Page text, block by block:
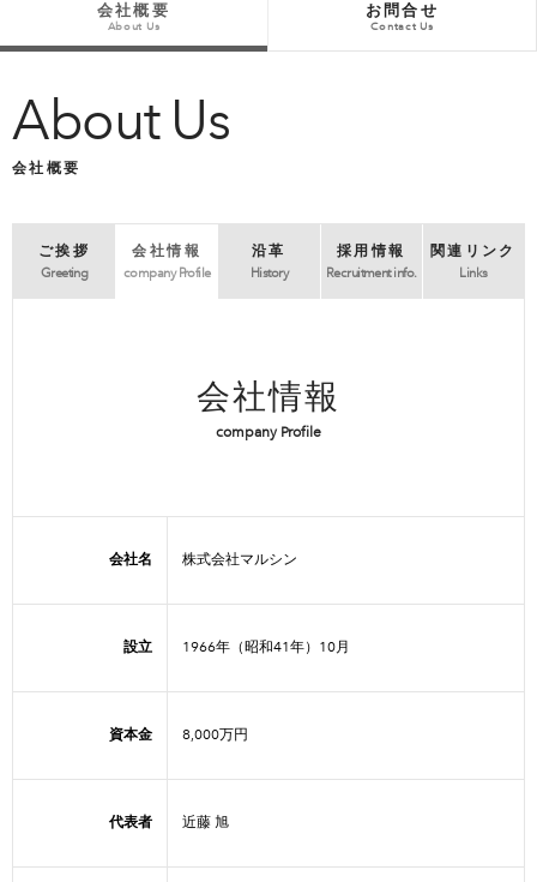
会社概要
About Us
お問合せ
Contact Us
About Us
会社概要
ご挨拶
Greeting
会社情報
company Profile
沿革
History
採用情報
Recruitment info.
関連リンク
Links
会社情報
company Profile
会社名 株式会社マルシン
設立 1966年（昭和41年）10月
資本金 8,000万円
代表者 近藤 旭